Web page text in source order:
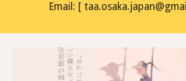
Email: [